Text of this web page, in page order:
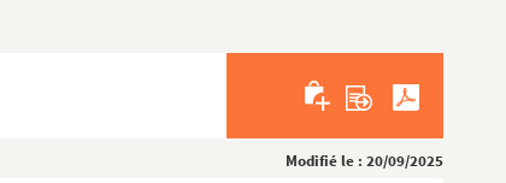
Modifié le : 20/09/2025